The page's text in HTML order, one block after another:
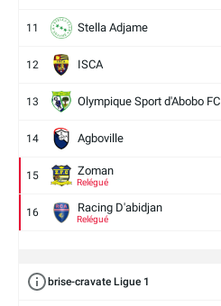
11 Stella Adjame
12 ISCA
13 Olympique Sport d'Abobo FC
14 Agboville
15 Zoman
Relégué
16 Racing D'abidjan
Relégué
brise-cravate Ligue 1